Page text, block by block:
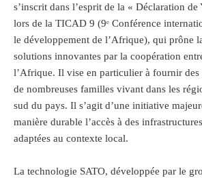
s’inscrit dans l’esprit de la « Déclaration de
lors de la TICAD 9 (9ᵉ Conférence
le développement de l’Afrique), qui prône
solutions innovantes par la coopération
l’Afrique. Il vise en particulier à fournir des
de nombreuses familles vivant dans les
sud du pays. Il s’agit d’une initiative
manière durable l’accès à des
adaptées au contexte local.
La technologie SATO, développée par le